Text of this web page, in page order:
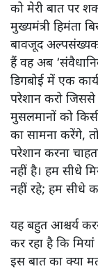
को मेरी बात पर
मुख्यमंत्री हिमंता
बावजूद
हैं वह अब
डिगबोई में एक
परेशान करो जिससे
मुसलमानों को
का सामना करेंगे,
परेशान करना
नहीं है। हम सीधे
नहीं रहे; हम सीधे
यह बहुत आश्चर्य
कर रहा है कि
इस बात का क्या